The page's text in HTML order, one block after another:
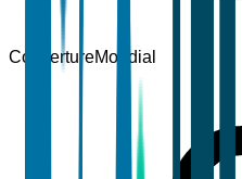
CouvertureMondial